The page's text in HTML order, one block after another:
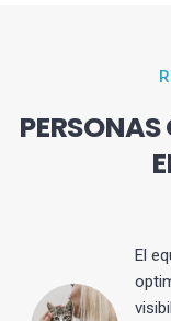
El